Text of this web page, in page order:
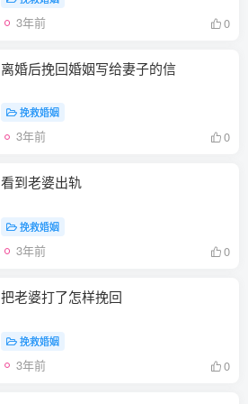
3年前 0
离婚后挽回婚姻写给妻子的信
挽救婚姻
3年前 0
看到老婆出轨
挽救婚姻
3年前 0
把老婆打了怎样挽回
挽救婚姻
3年前 0